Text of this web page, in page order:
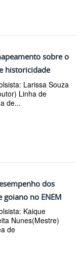
sobre o
historicidade
Larissa Souza
Linha de
de...
dos
no ENEM
Kaique
Nunes(Mestre)
de